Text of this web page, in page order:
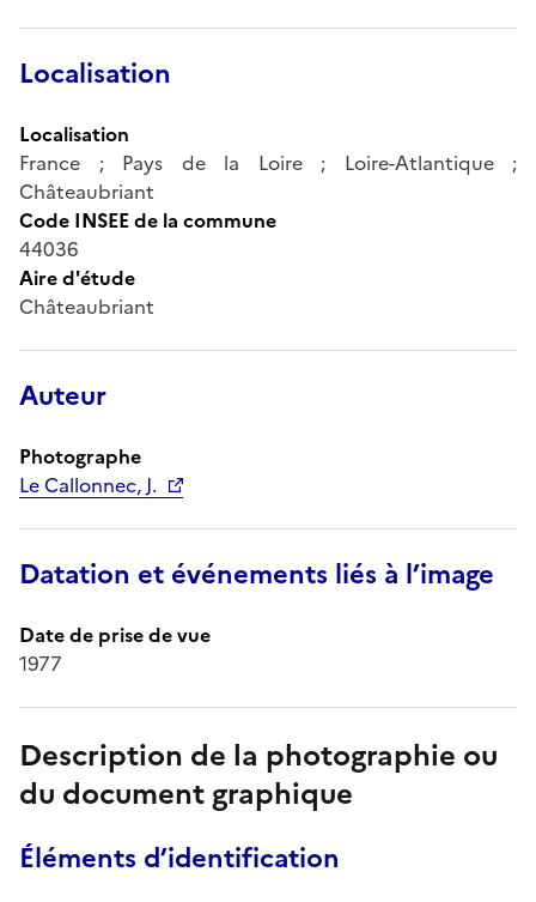
Localisation
Localisation
France ; Pays de la Loire ; Loire-Atlantique ;
Châteaubriant
Code INSEE de la commune
44036
Aire d'étude
Châteaubriant
Auteur
Photographe
Le Callonnec, J.
Datation et événements liés à l’image
Date de prise de vue
1977
Description de la photographie ou
du document graphique
Éléments d’identification